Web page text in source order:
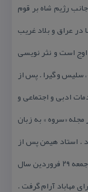
رژیم شاه بر قوم
در عراق و بلاد غریب
اوج است و نثر نویسی
سلیس و گیرا . پس از
ادبی و اجتماعی و
«سروه » به زبان
. استاد هیمن پس از
۶۵ سال زندگی پر مشقت ، بر اثر سكته قلبی شب جمعه ۲۹ فروردین سال
مهاباد آرام گرفت .